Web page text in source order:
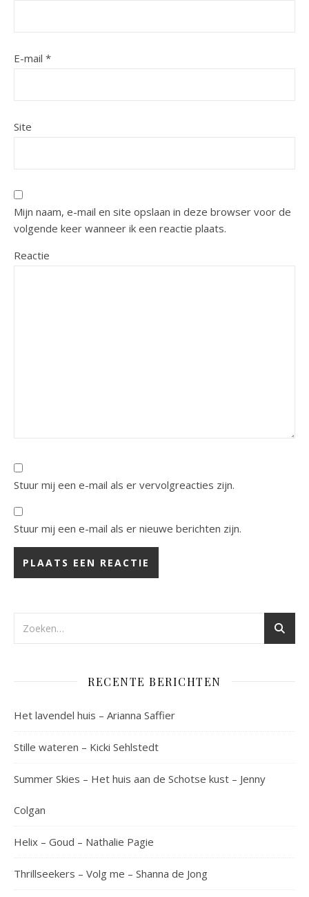
E-mail *
Site
Mijn naam, e-mail en site opslaan in deze browser voor de
volgende keer wanneer ik een reactie plaats.
Reactie
Stuur mij een e-mail als er vervolgreacties zijn.
Stuur mij een e-mail als er nieuwe berichten zijn.
RECENTE BERICHTEN
Het lavendel huis – Arianna Saffier
Stille wateren – Kicki Sehlstedt
Summer Skies – Het huis aan de Schotse kust – Jenny
Colgan
Helix – Goud – Nathalie Pagie
Thrillseekers – Volg me – Shanna de Jong